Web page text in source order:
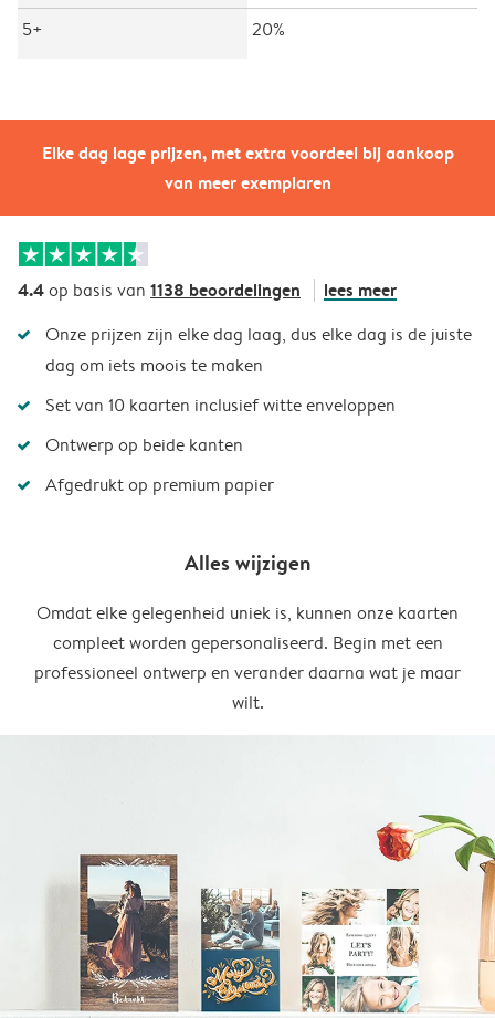
Elke dag lage prijzen, met extra voordeel bij aankoop
van meer exemplaren
5+
20%
4.4op basis van 1138 beoordelingen lees meer
Onze prijzen zijn elke dag laag, dus elke dag is de juiste
dag om iets moois te maken
Set van 10 kaarten inclusief witte enveloppen
Ontwerp op beide kanten
Afgedrukt op premium papier
Alles wijzigen
Omdat elke gelegenheid uniek is, kunnen onze kaarten
compleet worden gepersonaliseerd. Begin met een
professioneel ontwerp en verander daarna wat je maar
wilt.